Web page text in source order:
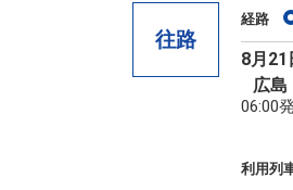
往路
経路
8月21
広島
06:00発
利用列